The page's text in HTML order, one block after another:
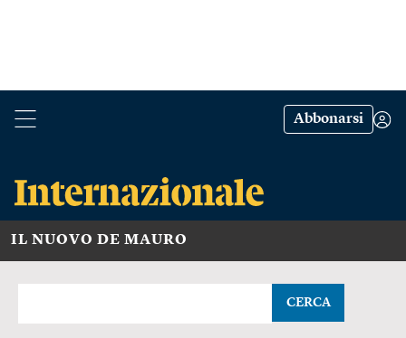
Abbonarsi
IL NUOVO DE MAURO
CERCA